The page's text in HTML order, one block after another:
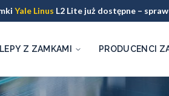
Yale Linus L2 Lite już dostępne –
Z ZAMKAMI PRODUCENCI